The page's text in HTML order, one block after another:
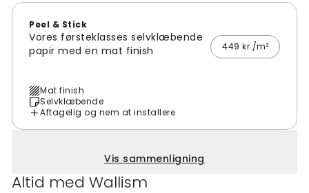
Peel & Stick
Vores førsteklasses selvklæbende
papir med en mat finish
449 kr./m²
Mat finish
Selvklæbende
Aftagelig og nem at installere
Vis sammenligning
Altid med Wallism